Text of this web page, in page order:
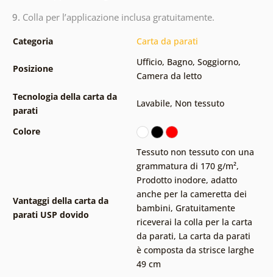
9. Colla per l’applicazione inclusa gratuitamente.
Categoria Carta da parati
Posizione
Ufficio, Bagno, Soggiorno,
Camera da letto
Tecnologia della carta da
parati
Lavabile, Non tessuto
Colore
Vantaggi della carta da
parati USP dovido
Tessuto non tessuto con una
grammatura di 170 g/m²,
Prodotto inodore, adatto
anche per la cameretta dei
bambini, Gratuitamente
riceverai la colla per la carta
da parati, La carta da parati
è composta da strisce larghe
49 cm